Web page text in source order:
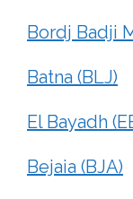
Bordj Badji
Batna (BLJ)
El Bayadh
Bejaia (BJA)